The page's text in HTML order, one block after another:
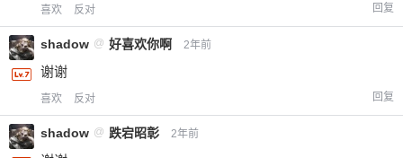
喜欢 反对 回复
shadow @ 好喜欢你啊 2年前
谢谢
喜欢 反对 回复
shadow @ 跌宕昭彰 2年前